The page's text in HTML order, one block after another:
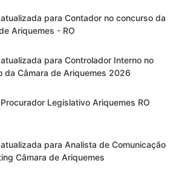
para Contador no concurso da
Ariquemes - RO
para Controlador Interno no
da Câmara de Ariquemes 2026
Legislativo Ariquemes RO
para Analista de Comunicação
Câmara de Ariquemes